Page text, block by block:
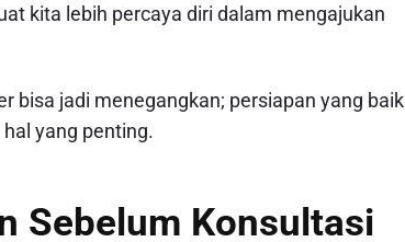
kita lebih percaya diri dalam mengajukan
bisa jadi menegangkan; persiapan yang baik
yang penting.
Sebelum Konsultasi